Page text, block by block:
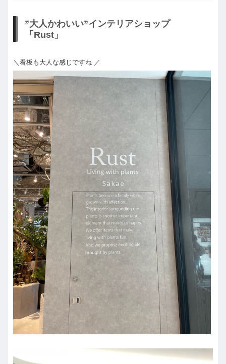
”大人かわいい”インテリアショップ
「Rust」
＼看板も大人な感じですね ／